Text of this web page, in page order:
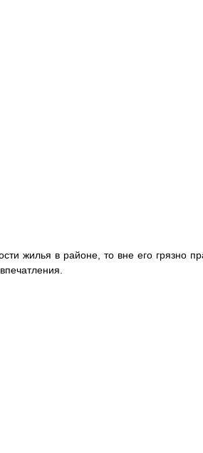
жилья в районе, то вне его грязно